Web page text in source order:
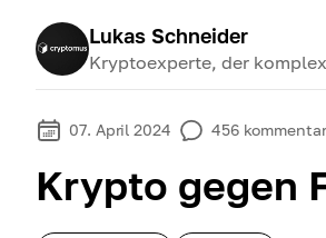
Lukas Schneider
Kryptoexperte, der
07. April 2024 456
Krypto gegen